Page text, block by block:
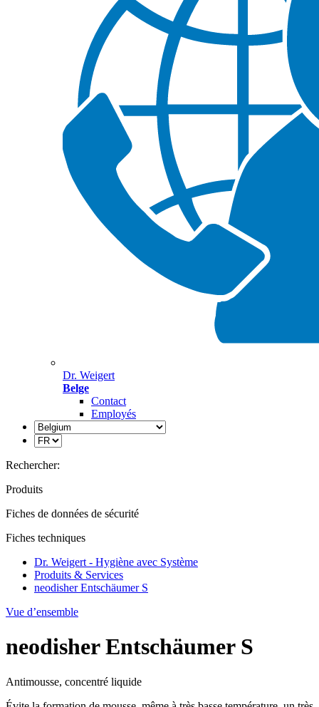
Dr. Weigert
Belge
Contact
Employés
Rechercher:
Produits
Fiches de données de sécurité
Fiches techniques
Dr. Weigert - Hygiène avec Système
Produits & Services
neodisher Entschäumer S
Vue d’ensemble
neodisher Entschäumer S
Antimousse, concentré liquide